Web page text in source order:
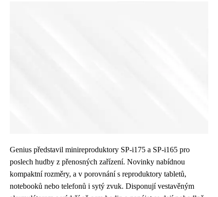
Genius představil minireproduktory SP-i175 a SP-i165 pro
poslech hudby z přenosných zařízení. Novinky nabídnou
kompaktní rozměry, a v porovnání s reproduktory tabletů,
notebooků nebo telefonů i sytý zvuk. Disponují vestavěným